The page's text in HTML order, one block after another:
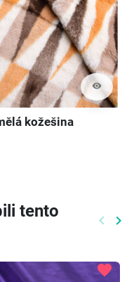
visibility
kožešina
tento
keyboard_arrow_left keyboard_arrow_right
favorite